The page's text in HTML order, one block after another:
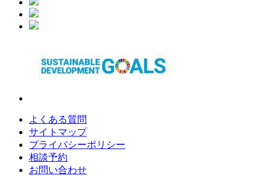
よくある質問
サイトマップ
プライバシーポリシー
相談予約
お問い合わせ